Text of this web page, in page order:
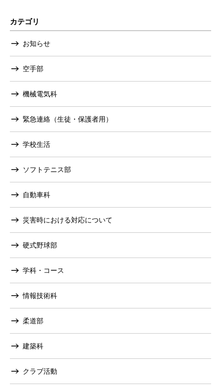
カテゴリ
お知らせ
空手部
機械電気科
緊急連絡（生徒・保護者用）
学校生活
ソフトテニス部
自動車科
災害時における対応について
硬式野球部
学科・コース
情報技術科
柔道部
建築科
クラブ活動